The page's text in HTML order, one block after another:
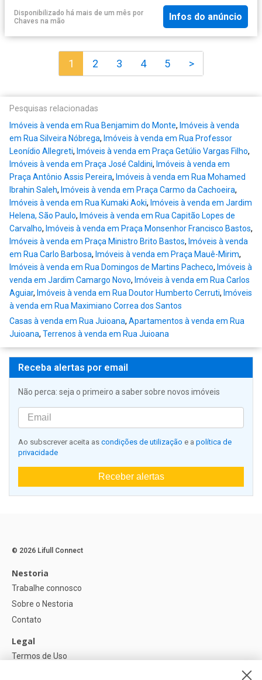
Disponibilizado há mais de um mês por
Chaves na mão
Infos do anúncio
1 2 3 4 5 >
Pesquisas relacionadas
Imóveis à venda em Rua Benjamim do Monte, Imóveis à venda
em Rua Silveira Nóbrega, Imóveis à venda em Rua Professor
Leonídio Allegreti, Imóveis à venda em Praça Getúlio Vargas Filho,
Imóveis à venda em Praça José Caldini, Imóveis à venda em
Praça Antônio Assis Pereira, Imóveis à venda em Rua Mohamed
Ibrahin Saleh, Imóveis à venda em Praça Carmo da Cachoeira,
Imóveis à venda em Rua Kumaki Aoki, Imóveis à venda em Jardim
Helena, São Paulo, Imóveis à venda em Rua Capitão Lopes de
Carvalho, Imóveis à venda em Praça Monsenhor Francisco Bastos,
Imóveis à venda em Praça Ministro Brito Bastos, Imóveis à venda
em Rua Carlo Barbosa, Imóveis à venda em Praça Mauê-Mirim,
Imóveis à venda em Rua Domingos de Martins Pacheco, Imóveis à
venda em Jardim Camargo Novo, Imóveis à venda em Rua Carlos
Aguiar, Imóveis à venda em Rua Doutor Humberto Cerruti, Imóveis
à venda em Rua Maximiano Correa dos Santos
Casas à venda em Rua Juioana, Apartamentos à venda em Rua
Juioana, Terrenos à venda em Rua Juioana
Receba alertas por email
Não perca: seja o primeiro a saber sobre novos imóveis
Ao subscrever aceita as condições de utilização e a política de
privacidade
Receber alertas
© 2026 Lifull Connect
Nestoria
Trabalhe connosco
Sobre o Nestoria
Contato
Legal
Termos de Uso